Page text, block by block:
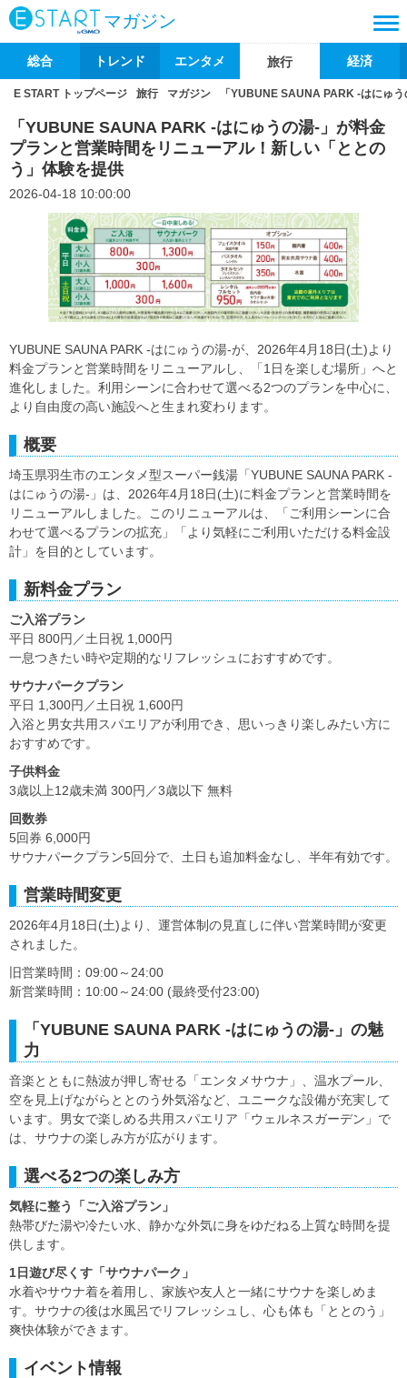
マガジン
総合 トレンド エンタメ 旅行 経済
E START トップページ 旅行 マガジン 「YUBUNE SAUNA PARK -はにゅ
「YUBUNE SAUNA PARK -はにゅうの湯-」が料金
プランと営業時間をリニューアル！新しい「ととの
う」体験を提供
2026-04-18 10:00:00
YUBUNE SAUNA PARK -はにゅうの湯-が、2026年4月18日(土)より
料金プランと営業時間をリニューアルし、「1日を楽しむ場所」へと
進化しました。利用シーンに合わせて選べる2つのプランを中心に、
より自由度の高い施設へと生まれ変わります。
概要
埼玉県羽生市のエンタメ型スーパー銭湯「YUBUNE SAUNA PARK -
はにゅうの湯-」は、2026年4月18日(土)に料金プランと営業時間を
リニューアルしました。このリニューアルは、「ご利用シーンに合
わせて選べるプランの拡充」「より気軽にご利用いただける料金設
計」を目的としています。
新料金プラン
ご入浴プラン
平日 800円／土日祝 1,000円
一息つきたい時や定期的なリフレッシュにおすすめです。
サウナパークプラン
平日 1,300円／土日祝 1,600円
入浴と男女共用スパエリアが利用でき、思いっきり楽しみたい方に
おすすめです。
子供料金
3歳以上12歳未満 300円／3歳以下 無料
回数券
5回券 6,000円
サウナパークプラン5回分で、土日も追加料金なし、半年有効です。
営業時間変更
2026年4月18日(土)より、運営体制の見直しに伴い営業時間が変更
されました。
旧営業時間：09:00～24:00
新営業時間：10:00～24:00 (最終受付23:00)
「YUBUNE SAUNA PARK -はにゅうの湯-」の魅
力
音楽とともに熱波が押し寄せる「エンタメサウナ」、温水プール、
空を見上げながらととのう外気浴など、ユニークな設備が充実して
います。男女で楽しめる共用スパエリア「ウェルネスガーデン」で
は、サウナの楽しみ方が広がります。
選べる2つの楽しみ方
気軽に整う「ご入浴プラン」
熱帯びた湯や冷たい水、静かな外気に身をゆだねる上質な時間を提
供します。
1日遊び尽くす「サウナパーク」
水着やサウナ着を着用し、家族や友人と一緒にサウナを楽しめま
す。サウナの後は水風呂でリフレッシュし、心も体も「ととのう」
爽快体験ができます。
イベント情報